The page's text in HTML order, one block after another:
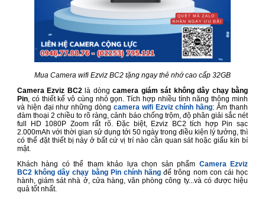
Mua Camera wifi Ezviz BC2 tặng ngay thẻ nhớ cao cấp 32GB
Camera Ezviz BC2là dòngcamera giám sát không dây chạy bằng
Pin, có thiết kế vô cùng nhỏ gọn. Tích hợp nhiều tính năng thông minh
và hiện đại như những dòng camera wifi Ezviz chính hãng: Âm thanh
đàm thoại 2 chiều to rõ ràng, cảnh báo chống trộm, độ phân giải sắc nét
full HD 1080P Zoom rất rõ. Đặc biệt, Ezviz BC2 tích hợp Pin sạc
2.000mAh với thời gian sử dụng tới 50 ngày trong điều kiện lý tưởng, thì
có thể đặt thiết bị này ở bất cứ vị trí nào cần quan sát hoặc giấu kín bí
mật.
Khách hàng có thể tham khảo lựa chọn sản phẩm Camera Ezviz
BC2 không dây chạy bằng Pin chính hãng để trông nom con cái học
hành, giám sát nhà ở, cửa hàng, văn phòng công ty...và có được hiệu
quả tốt nhất.